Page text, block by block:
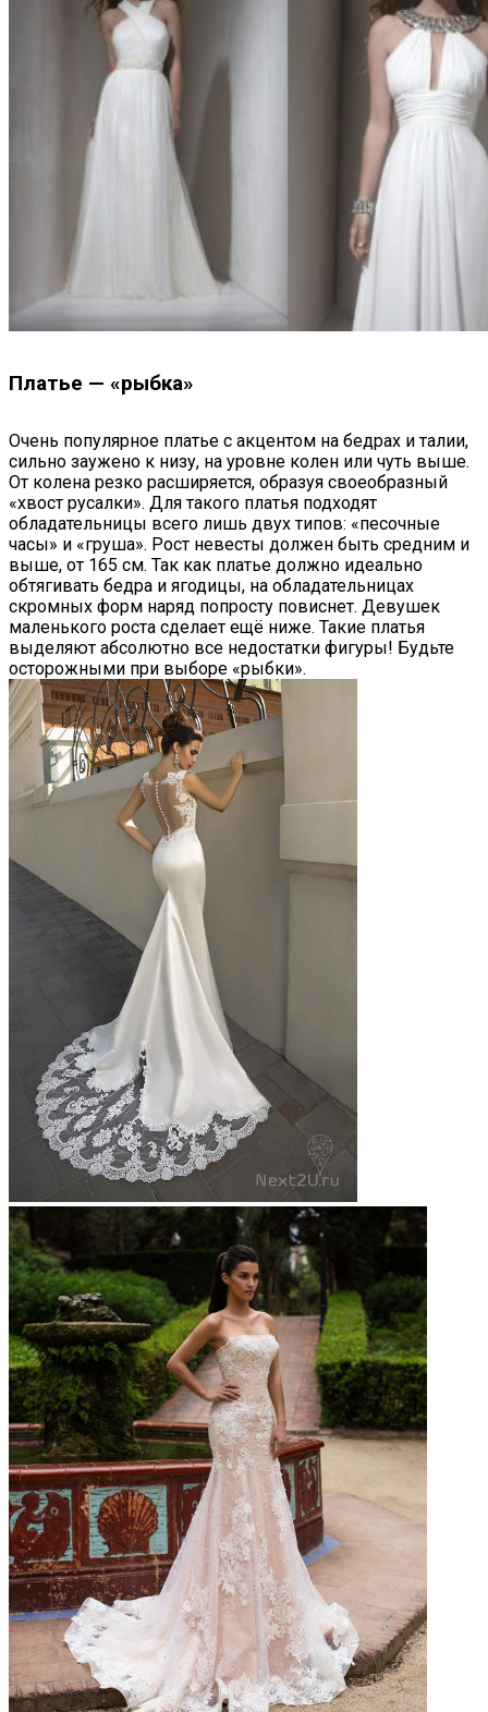
Платье — «рыбка»
Очень популярное платье с акцентом на бедрах и талии,
сильно заужено к низу, на уровне колен или чуть выше.
От колена резко расширяется, образуя своеобразный
«хвост русалки». Для такого платья подходят
обладательницы всего лишь двух типов: «песочные
часы» и «груша». Рост невесты должен быть средним и
выше, от 165 см. Так как платье должно идеально
обтягивать бедра и ягодицы, на обладательницах
скромных форм наряд попросту повиснет. Девушек
маленького роста сделает ещё ниже. Такие платья
выделяют абсолютно все недостатки фигуры! Будьте
осторожными при выборе «рыбки».